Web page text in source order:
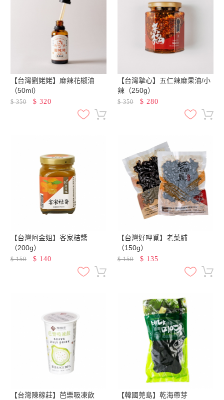
【台灣劉姥姥】麻辣花椒油
（50ml）
$350 $ 320
【台灣摯心】五仁辣麻果油/小
辣（250g）
$350 $ 280
【台灣阿金姐】客家桔醬
（200g）
$150 $ 140
【台灣好呷覓】老菜脯
（150g）
$150 $ 135
【台灣陳稼莊】芭樂吸凍飲 【韓國莞島】乾海帶芽